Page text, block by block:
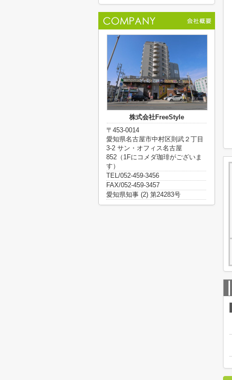
株式会社FreeStyle
〒453-0014
愛知県名古屋市中村区則武２丁目
3-2 サン・オフィス名古屋
852（1Fにコメダ珈琲がございま
す）
TEL/052-459-3456
FAX/052-459-3457
愛知県知事 (2) 第24283号